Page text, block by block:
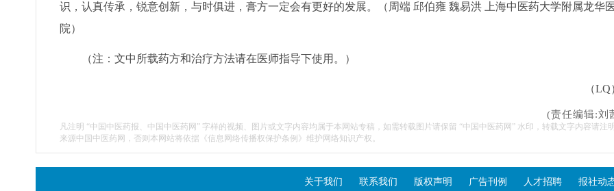
识，认真传承，锐意创新，与时俱进，膏方一定会有更好的发展。（周端 邱伯雍 魏易洪 上海中医药大学附属龙华
院）
（注：文中所载药方和治疗方法请在医师指导下使用。）
（LQ
(责任编辑:刘
凡注明 “中国中医药报、中国中医药网” 字样的视频、图片或文字内容均属于本网站专稿，如需转载图片请保留 “中国中医药网” 水印，转载文字内容请注明
来源中国中医药网，否则本网站将依据《信息网络传播权保护条例》维护网络知识产权。
关于我们 联系我们 版权声明 广告刊例 人才招聘 报社动